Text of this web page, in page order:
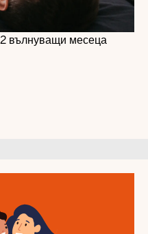
вълнуващи месеца